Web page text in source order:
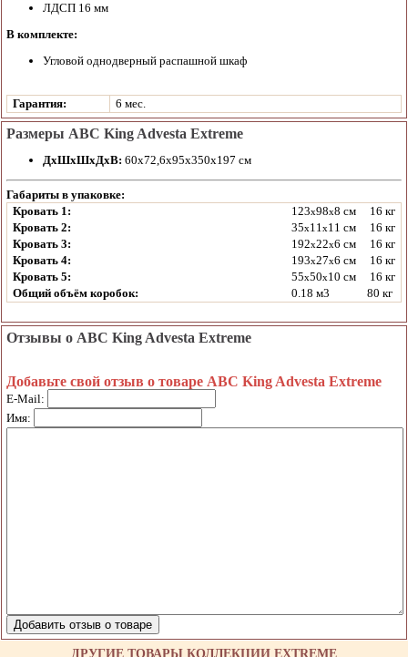
ЛДСП 16 мм
В комплекте:
Угловой однодверный распашной шкаф
Гарантия: 6 мес.
Размеры ABC King Advesta Extreme
ДхШхШхДхВ: 60х72,6х95х350х197 см
Габариты в упаковке:
Кровать 1:
123x98x8 см
16 кг
Кровать 2:
35x11 x11 см
16 кг
Кровать 3:
192x22x6 см
16 кг
Кровать 4:
193x27x6 см
16 кг
Кровать 5:
55x50x10 см
16 кг
Общий объём коробок:
0.18 м3 80 кг
Отзывы о ABC King Advesta Extreme
Добавьте свой отзыв о товаре ABC King Advesta Extreme
E-Mail:
Имя:
ДРУГИЕ ТОВАРЫ КОЛЛЕКЦИИ EXTREME